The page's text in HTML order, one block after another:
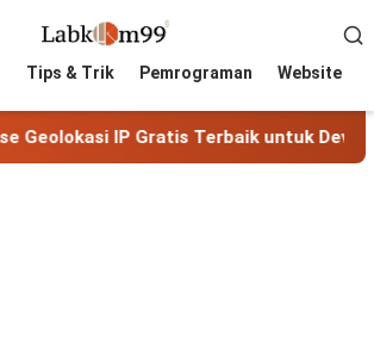
Tips & Trik Pemrograman Website
Terbaik untuk Developer & Bisnis